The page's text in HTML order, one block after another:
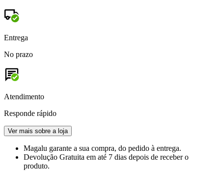
Entrega
No prazo
Atendimento
Responde rápido
Ver mais sobre a loja
Magalu garante a sua compra, do pedido à entrega.
Devolução Gratuita em até 7 dias depois de receber o
produto.